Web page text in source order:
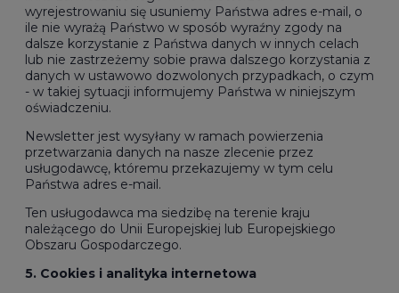
wyrejestrowaniu się usuniemy Państwa adres e-mail, o
ile nie wyrażą Państwo w sposób wyraźny zgody na
dalsze korzystanie z Państwa danych w innych celach
lub nie zastrzeżemy sobie prawa dalszego korzystania z
danych w ustawowo dozwolonych przypadkach, o czym
- w takiej sytuacji informujemy Państwa w niniejszym
oświadczeniu.
Newsletter jest wysyłany w ramach powierzenia
przetwarzania danych na nasze zlecenie przez
usługodawcę, któremu przekazujemy w tym celu
Państwa adres e-mail.
Ten usługodawca ma siedzibę na terenie kraju
należącego do Unii Europejskiej lub Europejskiego
Obszaru Gospodarczego.
5. Cookies i analityka internetowa